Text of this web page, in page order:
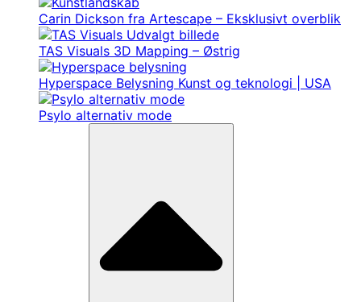
Carin Dickson fra Artescape – Eksklusivt overblik
TAS Visuals 3D Mapping – Østrig
Hyperspace Belysning Kunst og teknologi | USA
Psylo alternativ mode